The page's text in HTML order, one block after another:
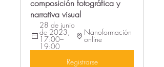
composición fotográfica y
narrativa visual
28 de junio
de 2023,
17:00–
19:00
Nanoformación
online
Registrarse